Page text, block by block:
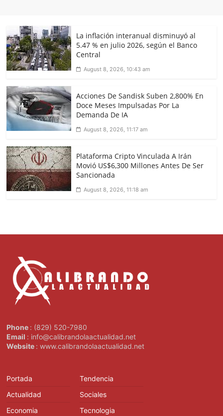
La inflación interanual disminuyó al
5.47 % en julio 2026, según el Banco
Central
August 8, 2026, 10:43 am
Acciones De Sandisk Suben 2,800% En
Doce Meses Impulsadas Por La
Demanda De IA
August 8, 2026, 11:17 am
Plataforma Cripto Vinculada A Irán
Movió US$6,300 Millones Antes De Ser
Sancionada
August 8, 2026, 11:18 am
Phone : (829) 520-7980
Email : info@calibrandolaactualidad.net
Website : www.calibrandolaactualidad.net
Portada
Actualidad
Economia
Tendencia
Sociales
Tecnologia